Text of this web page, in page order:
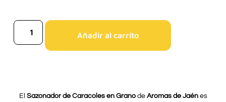
Añadir al carrito
El Sazonador de Caracoles en Granode Aromas de Jaénes